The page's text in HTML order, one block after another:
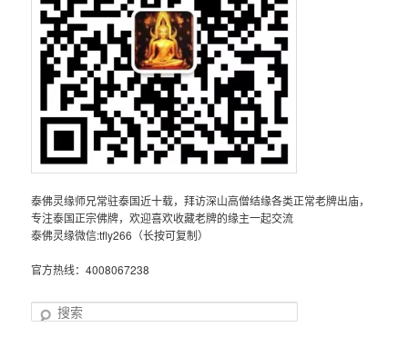
泰佛灵缘师兄常驻泰国近十载，拜访深山高僧结缘各类正常老牌出庙，
专注泰国正宗佛牌，欢迎喜欢收藏老牌的缘主一起交流
泰佛灵缘微信:tfly266（长按可复制）
官方热线：4008067238
搜